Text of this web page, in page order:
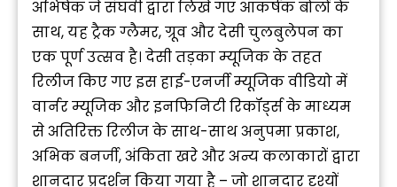
अभिषेक जे संघवी द्वारा लिखे गए आकर्षक बोलों के
साथ, यह ट्रैक ग्लैमर, ग्रूव और देसी चुलबुलेपन का
एक पूर्ण उत्सव है। देसी तड़का म्यूजिक के तहत
रिलीज किए गए इस हाई-एनर्जी म्यूजिक वीडियो में
वार्नर म्यूजिक और इनफिनिटी रिकॉर्ड्स के माध्यम
से अतिरिक्त रिलीज के साथ-साथ अनुपमा प्रकाश,
अभिक बनर्जी, अंकिता खरे और अन्य कलाकारों द्वारा
शानदार प्रदर्शन किया गया है – जो शानदार दृश्यों